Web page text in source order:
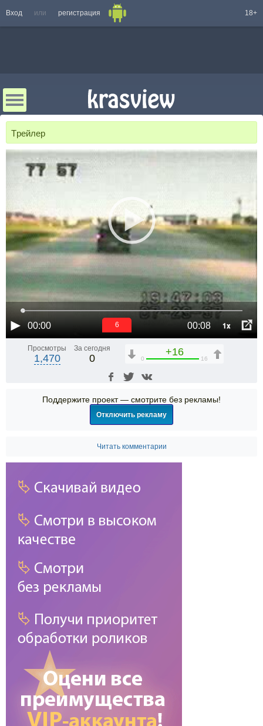
Вход или регистрация 18+
Tрейлер
00:00 00:08 1x
6
Просмотры
1,470
За сегодня
0
+16
0 16
Поддержите проект — смотрите без рекламы!
Отключить рекламу
Читать комментарии